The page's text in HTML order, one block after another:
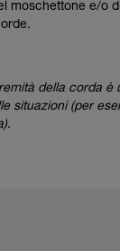
moschettone e/o di
della corda è
situazioni (per